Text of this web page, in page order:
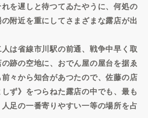
を遅しと待つてゐたやうに、何処の
附近を重にしてさまざまな露店が出
は省線市川駅の前通、戦争中早く取
跡の空地に、おでん屋の屋台を据ゑ
々から知合があつたので、佐藤の店
ず》をつらねた露店の中でも、最も
足の一番寄りやすい一等の場所を占